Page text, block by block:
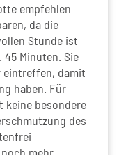
empfehlen
da die
Stunde ist
Minuten. Sie
eintreffen, damit
haben. Für
keine besondere
des